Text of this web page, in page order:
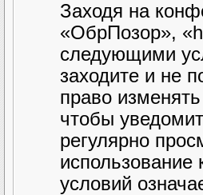
Заходя на
«ОбрПозор»,
следующими
заходите и не
право
чтобы
регулярно
условий